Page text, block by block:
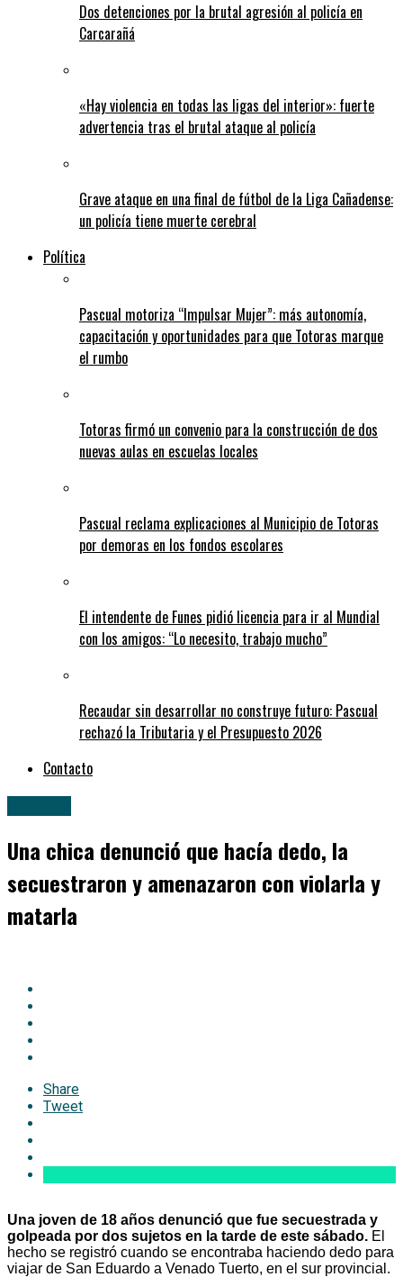
Dos detenciones por la brutal agresión al policía en
Carcarañá
«Hay violencia en todas las ligas del interior»: fuerte
advertencia tras el brutal ataque al policía
Grave ataque en una final de fútbol de la Liga Cañadense:
un policía tiene muerte cerebral
Política
Pascual motoriza “Impulsar Mujer”: más autonomía,
capacitación y oportunidades para que Totoras marque
el rumbo
Totoras firmó un convenio para la construcción de dos
nuevas aulas en escuelas locales
Pascual reclama explicaciones al Municipio de Totoras
por demoras en los fondos escolares
El intendente de Funes pidió licencia para ir al Mundial
con los amigos: “Lo necesito, trabajo mucho”
Recaudar sin desarrollar no construye futuro: Pascual
rechazó la Tributaria y el Presupuesto 2026
Contacto
Una chica denunció que hacía dedo, la
secuestraron y amenazaron con violarla y
matarla
Share
Tweet
Una joven de 18 años denunció que fue secuestrada y
golpeada por dos sujetos en la tarde de este sábado. El
hecho se registró cuando se encontraba haciendo dedo para
viajar de San Eduardo a Venado Tuerto, en el sur provincial.